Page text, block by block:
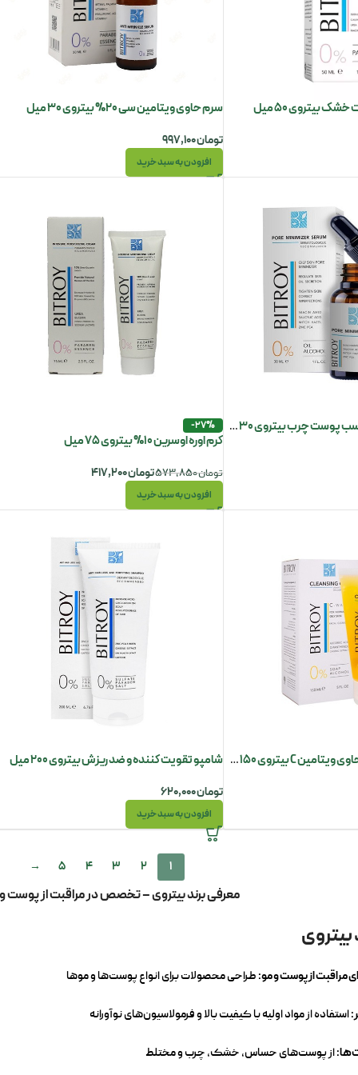
بیتروی 50 میل سرم حاوی ویتامین سی 20% بیتروی 30 میل
تومان۹۹۷,۱۰۰
افزودن به سبد خرید
سرم قابض منافذ باز مناسب پوست چرب بیتروی 30 میل -27%
کرم اوره اوسرین 10% بیتروی 75 میل
تومان۵۷۳,۸۵۰ تومان۴۱۷,۲۰۰
افزودن به سبد خرید
ژل شست و شوی صورت حاوی ویتامین C بیتروی 150 میل شامپو تقویت کننده و ضد ریزش بیتروی 200 میل
تومان۶۲۰,۰۰۰
افزودن به سبد خرید
1
2
3
4
5
→
معرفی برند بیتروی – تخصص در مراقبت از پوست و
از پوست و مو: طراحی محصولات برای انواع پوست‌ها و موها
استفاده از مواد اولیه با کیفیت بالا و فرمولاسیون‌های نوآورانه
از پوست‌های حساس، خشک، چرب و مختلط